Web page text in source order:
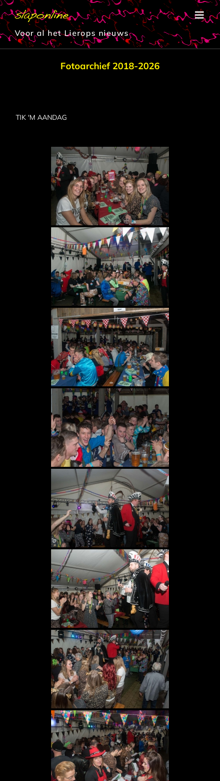
Ga
naar
inhoud
Voor al het Lierops nieuws
Fotoarchief 2018-2026
TIK 'M AANDAG